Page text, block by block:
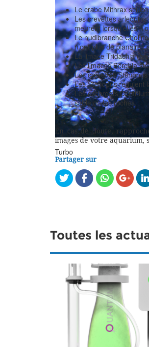
Cyprea
Turbo
Le crabe Mithrax
Les crevettes
meurent lorsqu’elles
Le nudibranche
n’ont plus de planaires
La limace Tridachia
Les limaces Berghia
Les crevettes
Les Stenopus régulent
Les escargots
sable ou les roches.
En cas de doute,
images de votre aquarium,
Partager sur
Toutes les